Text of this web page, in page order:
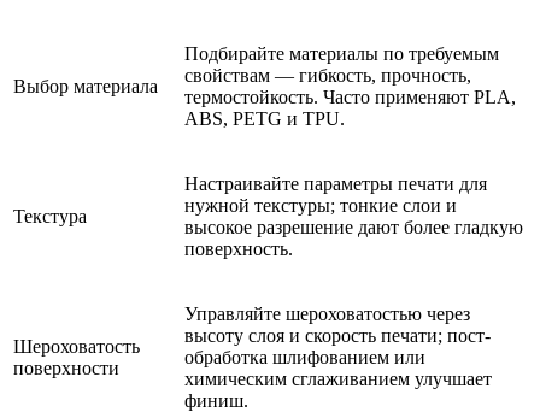
Выбор материала
Подбирайте материалы по требуемым
свойствам — гибкость, прочность,
термостойкость. Часто применяют PLA,
ABS, PETG и TPU.
Текстура
Настраивайте параметры печати для
нужной текстуры; тонкие слои и
высокое разрешение дают более гладкую
поверхность.
Шероховатость
поверхности
Управляйте шероховатостью через
высоту слоя и скорость печати; пост-
обработка шлифованием или
химическим сглаживанием улучшает
финиш.